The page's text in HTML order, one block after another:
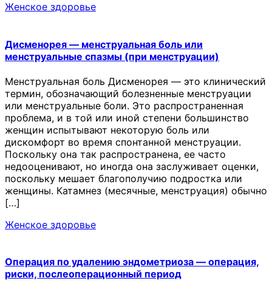
Женское здоровье
Дисменорея — менструальная боль или
менструальные спазмы (при менструации)
Менструальная боль Дисменорея — это клинический
термин, обозначающий болезненные менструации
или менструальные боли. Это распространенная
проблема, и в той или иной степени большинство
женщин испытывают некоторую боль или
дискомфорт во время спонтанной менструации.
Поскольку она так распространена, ее часто
недооценивают, но иногда она заслуживает оценки,
поскольку мешает благополучию подростка или
женщины. Катамнез (месячные, менструация) обычно
[…]
Женское здоровье
Операция по удалению эндометриоза — операция,
риски, послеоперационный период